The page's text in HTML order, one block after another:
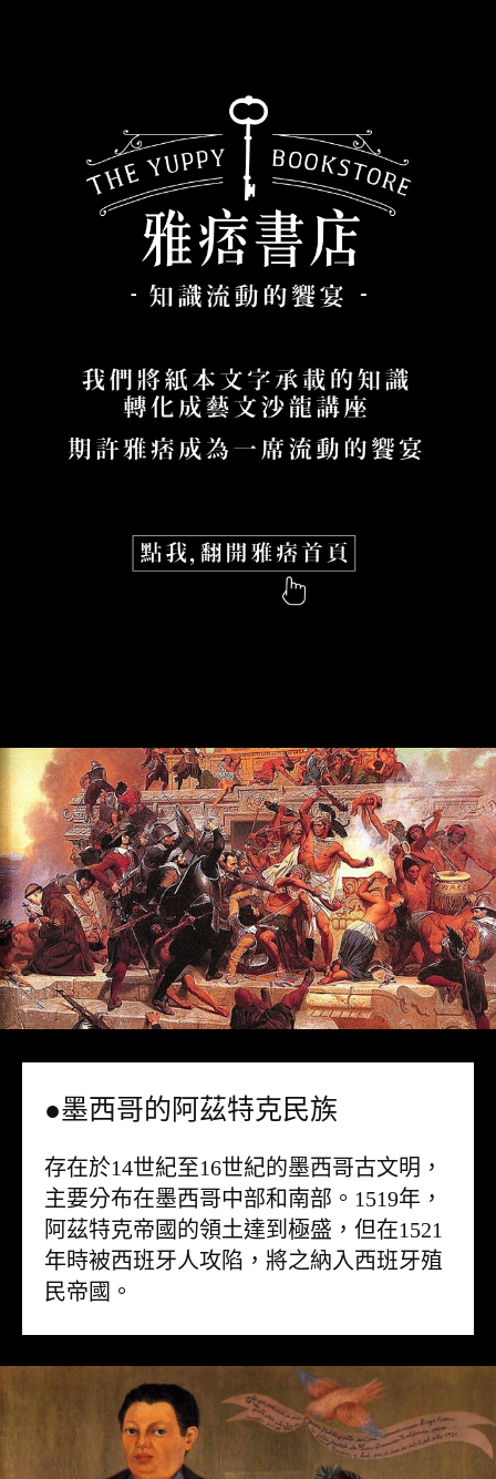
●墨西哥的阿茲特克民族
存在於14世紀至16世紀的墨西哥古文明，
主要分布在墨西哥中部和南部。1519年，
阿茲特克帝國的領土達到極盛，但在1521
年時被西班牙人攻陷，將之納入西班牙殖
民帝國。